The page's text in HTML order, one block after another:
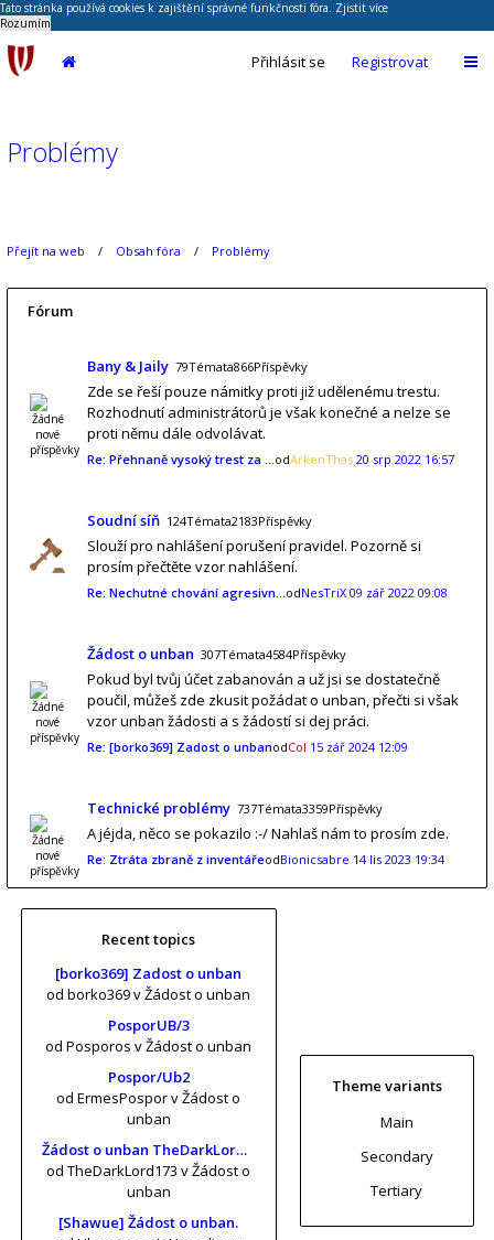
Tato stránka používá cookies k zajištění správné funkčnosti fóra. Zjistit více
Rozumím
Přihlásit se Registrovat
Problémy
Přejít na web Obsah fóra Problémy
Fórum
Bany & Jaily 79Témata866Příspěvky
Zde se řeší pouze námitky proti již udělenému trestu.
Rozhodnutí administrátorů je však konečné a nelze se
proti němu dále odvolávat.
Re: Přehnaně vysoký trest za …odArkenThas 20 srp 2022 16:57
Soudní síň 124Témata2183Příspěvky
Slouží pro nahlášení porušení pravidel. Pozorně si
prosím přečtěte vzor nahlášení.
Re: Nechutné chování agresivn…odNesTriX 09 zář 2022 09:08
Žádost o unban 307Témata4584Příspěvky
Pokud byl tvůj účet zabanován a už jsi se dostatečně
poučil, můžeš zde zkusit požádat o unban, přečti si však
vzor unban žádosti a s žádostí si dej práci.
Re: [borko369] Zadost o unbanodCol 15 zář 2024 12:09
Technické problémy 737Témata3359Příspěvky
A jéjda, něco se pokazilo :-/ Nahlaš nám to prosím zde.
Re: Ztráta zbraně z inventářeodBionicsabre 14 lis 2023 19:34
Recent topics
[borko369] Zadost o unban
od borko369v Žádost o unban
PosporUB/3
od Posporos v Žádost o unban
Pospor/Ub2
od ErmesPosporv Žádost o
unban
Žádost o unban TheDarkLord173 (risa11, KrtkuvDort, MrKrabs) [vol. 2]
od TheDarkLord173 v Žádost o
unban
[Shawue] Žádost o unban.
Theme variants
Main
Secondary
Tertiary